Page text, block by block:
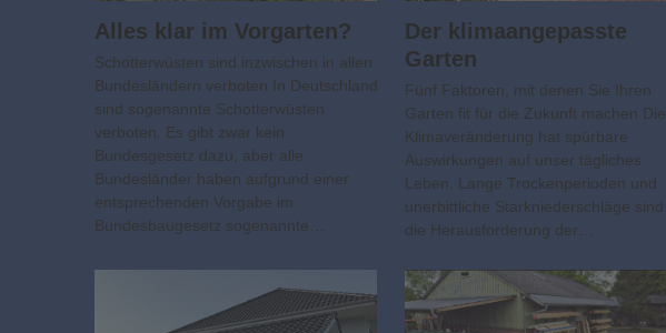
Alles klar im Vorgarten?
Schotterwüsten sind inzwischen in allen
Bundesländern verboten In Deutschland
sind sogenannte Schotterwüsten
verboten. Es gibt zwar kein
Bundesgesetz dazu, aber alle
Bundesländer haben aufgrund einer
entsprechenden Vorgabe im
Bundesbaugesetz sogenannte…
Der klimaangepasste
Garten
Fünf Faktoren, mit denen Sie Ihren
Garten fit für die Zukunft machen Die
Klimaveränderung hat spürbare
Auswirkungen auf unser tägliches
Leben. Lange Trockenperioden und
unerbittliche Starkniederschläge sind
die Herausforderung der…